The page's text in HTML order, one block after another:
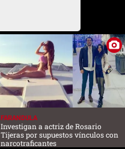
FARANDULA
Investigan a actriz de Rosario
Tijeras por supuestos vínculos con
narcotraficantes